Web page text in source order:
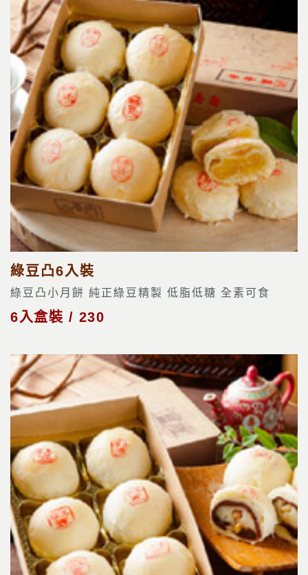
綠豆凸6入裝
綠豆凸小月餅 純正綠豆精製 低脂低糖 全素可食
6入盒裝 / 230